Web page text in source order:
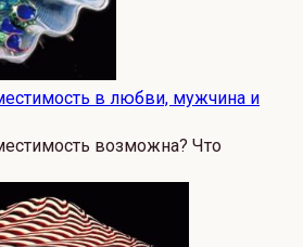
в любви, мужчина и
возможна? Что